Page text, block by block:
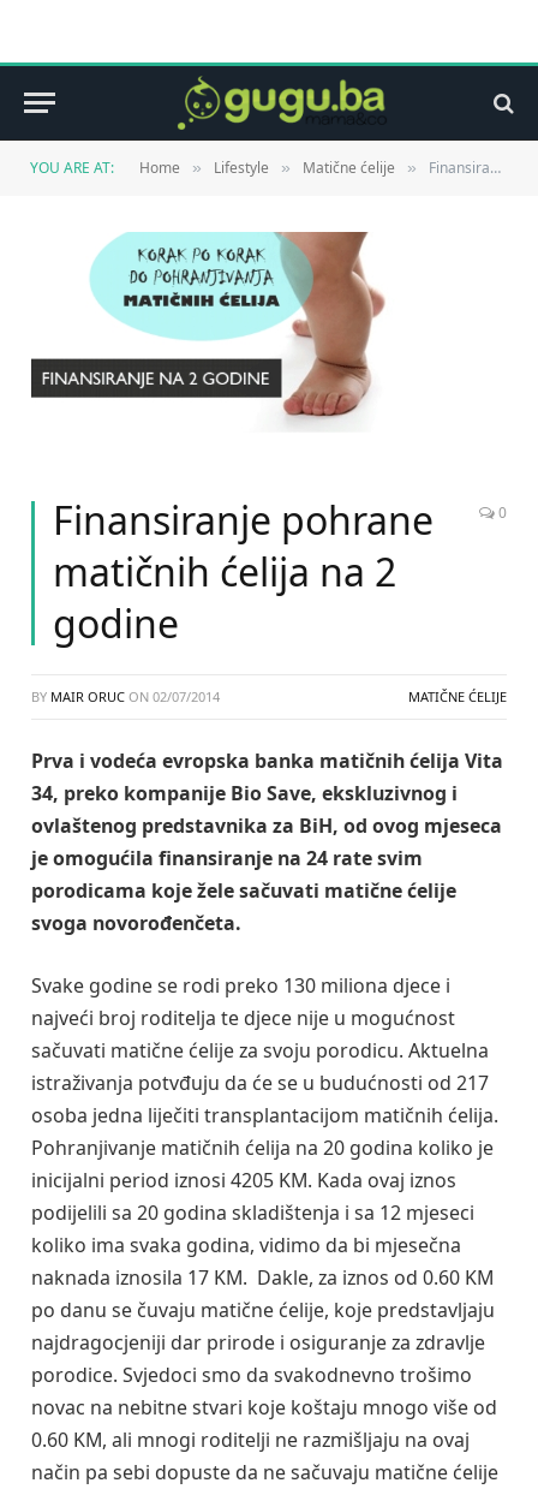
YOU ARE AT: Home » Lifestyle » Matične ćelije » Finansiranje pohrane matičnih ćelija na 2 godine
Finansiranje pohrane
matičnih ćelija na 2
godine
0
BY MAIR ORUC ON 02/07/2014 MATIČNE ĆELIJE
Prva i vodeća evropska banka matičnih ćelija Vita
34, preko kompanije Bio Save, ekskluzivnog i
ovlaštenog predstavnika za BiH, od ovog mjeseca
je omogućila finansiranje na 24 rate svim
porodicama koje žele sačuvati matične ćelije
svoga novorođenčeta.
Svake godine se rodi preko 130 miliona djece i
najveći broj roditelja te djece nije u mogućnost
sačuvati matične ćelije za svoju porodicu. Aktuelna
istraživanja potvđuju da će se u budućnosti od 217
osoba jedna liječiti transplantacijom matičnih ćelija.
Pohranjivanje matičnih ćelija na 20 godina koliko je
inicijalni period iznosi 4205 KM. Kada ovaj iznos
podijelili sa 20 godina skladištenja i sa 12 mjeseci
koliko ima svaka godina, vidimo da bi mjesečna
naknada iznosila 17 KM. Dakle, za iznos od 0.60 KM
po danu se čuvaju matične ćelije, koje predstavljaju
najdragocjeniji dar prirode i osiguranje za zdravlje
porodice. Svjedoci smo da svakodnevno trošimo
novac na nebitne stvari koje koštaju mnogo više od
0.60 KM, ali mnogi roditelji ne razmišljaju na ovaj
način pa sebi dopuste da ne sačuvaju matične ćelije